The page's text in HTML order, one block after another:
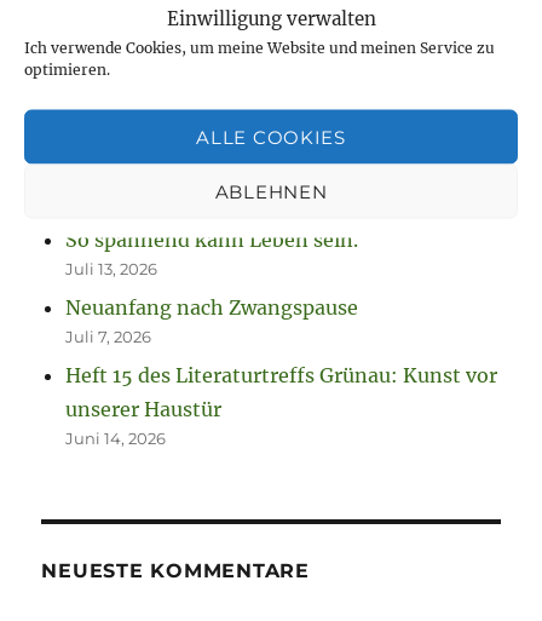
Einwilligung verwalten
Ich verwende Cookies, um meine Website und meinen Service zu
optimieren.
ALLE COOKIES
ABLEHNEN
NEUESTE BEITRÄGE
Jetzt ist sie „drin“, die Anleitung zum
Fausthandschuhe stricken
Neue Projekte und viel zu werkeln
So spannend kann Leben sein.
Juli 13, 2026
Neuanfang nach Zwangspause
Juli 7, 2026
Heft 15 des Literaturtreffs Grünau: Kunst vor
unserer Haustür
Juni 14, 2026
NEUESTE KOMMENTARE